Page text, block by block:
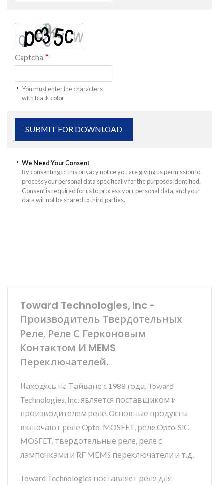
Captcha *
You must enter the characters
with black color
We Need Your Consent
By consenting to this privacy notice you are giving us permission to
process your personal data specifically for the purposes identified.
Consent is required for us to process your personal data, and your
data will not be shared to third parties.
Toward Technologies, Inc -
Производитель Твердотельных
Реле, Реле С Герконовым
Контактом И MEMS
Переключателей.
Находясь на Тайване с 1988 года, Toward
Technologies, Inc. является поставщиком и
производителем реле. Основные продукты
включают реле Opto-MOSFET, реле Opto-SiC
MOSFET, твердотельные реле, реле с
лампочками и RF MEMS переключатели и т.д.
Toward Technologies поставляет реле для